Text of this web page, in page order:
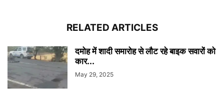
RELATED ARTICLES
दमोह में शादी समारोह से लौट रहे बाइक सवारों को
कार...
May 29, 2025